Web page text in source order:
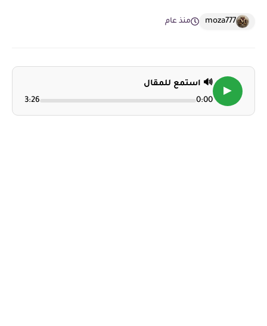
moza777 منذ عام
▶
🔊 استمع للمقال
0:00
3:26